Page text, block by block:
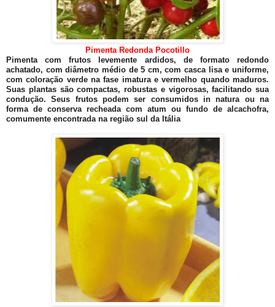
Pimenta Redonda Pocotillo
Pimenta com frutos levemente ardidos, de formato redondo
achatado, com diâmetro médio de 5 cm, com casca lisa e uniforme,
com coloração verde na fase imatura e vermelho quando maduros.
Suas plantas são compactas, robustas e vigorosas, facilitando sua
condução. Seus frutos podem ser consumidos in natura ou na
forma de conserva recheada com atum ou fundo de alcachofra,
comumente encontrada na região sul da Itália